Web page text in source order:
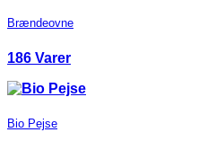
Brændeovne
186 Varer
Bio Pejse